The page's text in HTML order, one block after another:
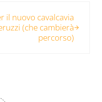
il nuovo cavalcavia
(che cambierà
percorso)